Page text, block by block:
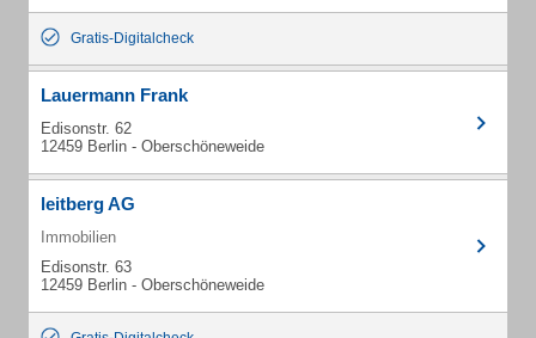
Gratis-Digitalcheck
Lauermann Frank
Edisonstr. 62
12459 Berlin - Oberschöneweide
leitberg AG
Immobilien
Edisonstr. 63
12459 Berlin - Oberschöneweide